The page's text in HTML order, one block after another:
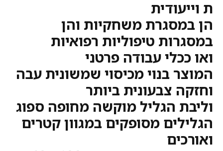
ת וייעודית
הן במסגרת משחקיות והן
במסגרות טיפוליות רפואיות
ואו ככלי עבודה פרטני
המוצר בנוי מכיסוי שמשונית עבה
וחזקה צבעונית ביותר
וליבת הגליל מוקשה מחופה ספוג
הגלילים מסופקים במגוון קטרים
ואורכים